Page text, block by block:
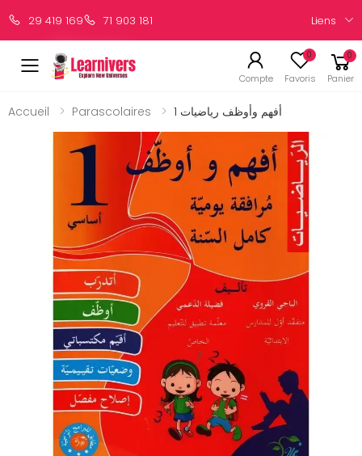
29 419 169 71 903 181 Liens
Compte
0
Favoris
0
Panier
Accueil Parascolaires أفهم وأوظف رياضيات 1